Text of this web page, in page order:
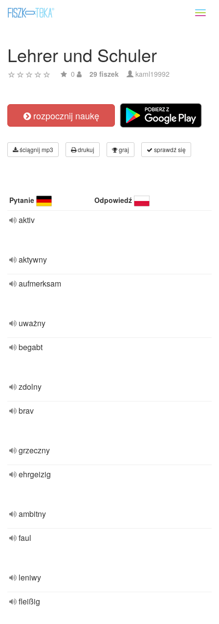
Lehrer und Schuler
0 29 fiszek kaml19992
rozpocznij naukę
ściągnij mp3 drukuj graj sprawdź się
Pytanie Odpowiedź
aktiv
aktywny
aufmerksam
uważny
begabt
zdolny
brav
grzeczny
ehrgeizig
ambitny
faul
leniwy
fleißig